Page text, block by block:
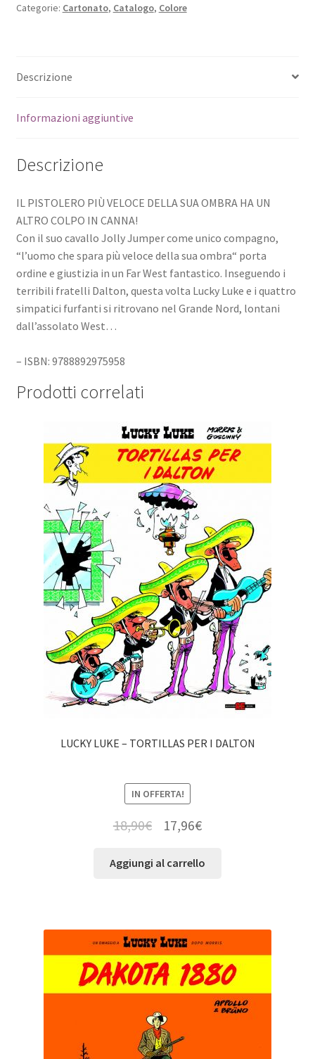
Categorie: Cartonato, Catalogo, Colore
Descrizione
Informazioni aggiuntive
Descrizione
IL PISTOLERO PIÙ VELOCE DELLA SUA OMBRA HA UN
ALTRO COLPO IN CANNA!
Con il suo cavallo Jolly Jumper come unico compagno,
“l’uomo che spara più veloce della sua ombra“ porta
ordine e giustizia in un Far West fantastico. Inseguendo i
terribili fratelli Dalton, questa volta Lucky Luke e i quattro
simpatici furfanti si ritrovano nel Grande Nord, lontani
dall’assolato West…
– ISBN: 9788892975958
Prodotti correlati
LUCKY LUKE – TORTILLAS PER I DALTON
IN OFFERTA!
18,90€ 17,96€
Aggiungi al carrello